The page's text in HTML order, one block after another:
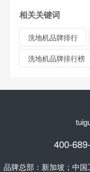
相关关键词
洗地机品牌排行
洗地机品牌排行榜
400-
品牌总部：新加坡；中